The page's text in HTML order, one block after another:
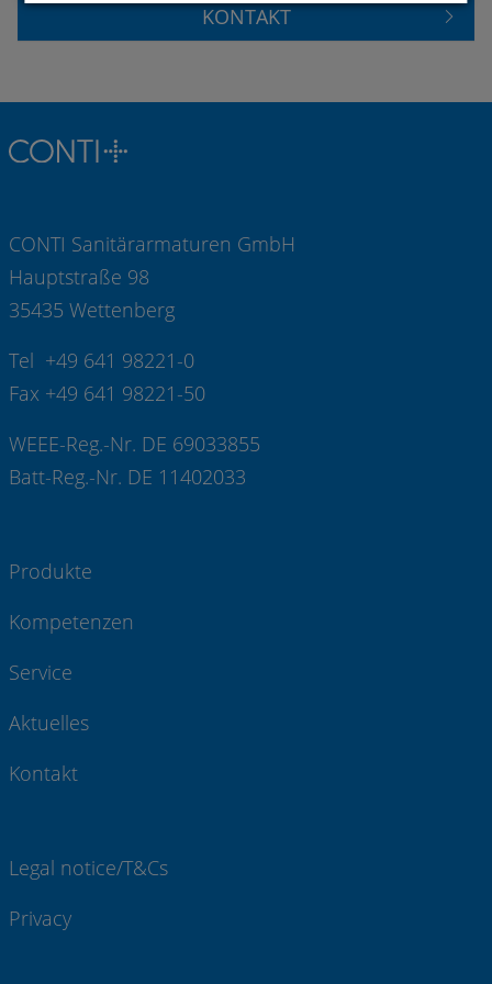
KONTAKT
CONTI Sanitärarmaturen GmbH
Hauptstraße 98
35435 Wettenberg
Tel +49 641 98221-0
Fax +49 641 98221-50
WEEE-Reg.-Nr. DE 69033855
Batt-Reg.-Nr. DE 11402033
Produkte
Kompetenzen
Service
Aktuelles
Kontakt
Legal notice/T&Cs
Privacy